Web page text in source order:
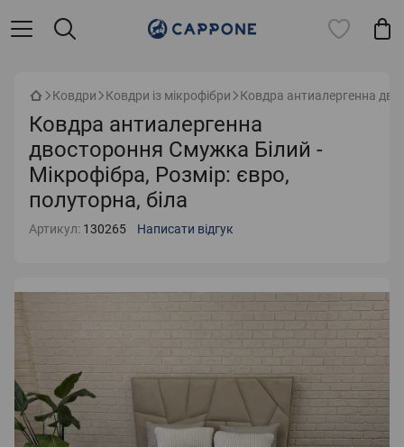
Ковдри Ковдри із мікрофібри Ковдра антиалергенна
Ковдра антиалергенна
двостороння Смужка Білий -
Мікрофібра, Розмір: євро,
полуторна, біла
Артикул: 130265 Написати відгук